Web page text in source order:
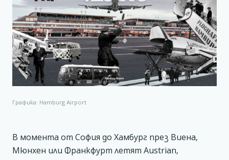
Графика: Hamburg Airport
В момента от София до Хамбург през Виена,
Мюнхен или Франкфурт летят Austrian,